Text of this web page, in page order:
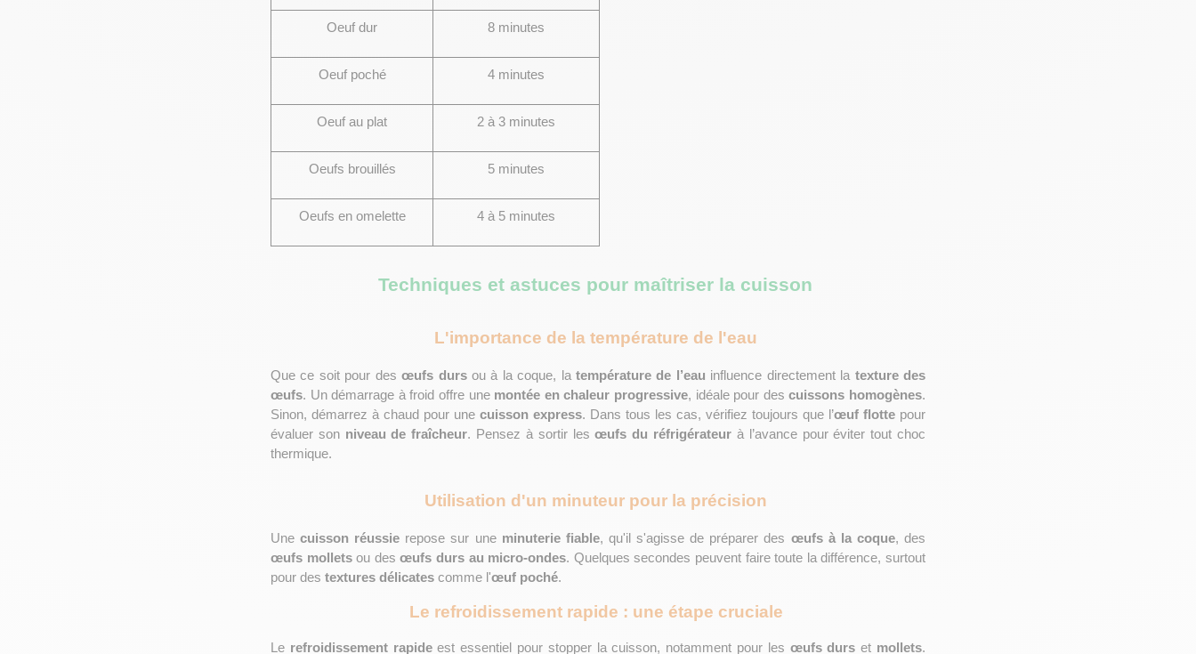
Oeuf dur 8 minutes
Oeuf poché 4 minutes
Oeuf au plat 2 à 3 minutes
Oeufs brouillés 5 minutes
Oeufs en omelette 4 à 5 minutes
Techniques et astuces pour maîtriser la cuisson
L'importance de la température de l'eau
Que ce soit pour des œufs durs ou à la coque, la température de l’eau influence directement la texture des
œufs. Un démarrage à froid offre une montée en chaleur progressive, idéale pour des cuissons homogènes.
Sinon, démarrez à chaud pour une cuisson express. Dans tous les cas, vérifiez toujours que l’œuf flotte pour
évaluer son niveau de fraîcheur. Pensez à sortir les œufs du réfrigérateur à l’avance pour éviter tout choc
thermique.
Utilisation d'un minuteur pour la précision
Une cuisson réussie repose sur une minuterie fiable, qu'il s'agisse de préparer des œufs à la coque
œufs mollets ou des œufs durs au micro-ondes. Quelques secondes peuvent faire toute la différence, surtout
pour des textures délicates comme l'œuf poché.
Le refroidissement rapide : une étape cruciale
Le refroidissement rapide est essentiel pour stopper la cuisson, notamment pour les œufs durs et mollets.